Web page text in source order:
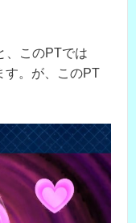
、このPTでは
す。が、このPT